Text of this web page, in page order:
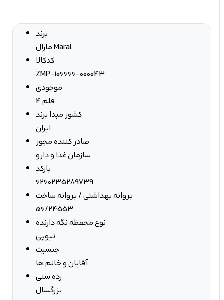
برند
مارال Maral
کدکالا
ZMP-106666-000043
موجودی
4 قلم
کشور مبدا برند
ایران
صادر کننده مجوز
سازمان غذا و دارو
بارکد
6260235289739
پروانه بهداشتی / پروانه ساخت
56/24553
نوع محفظه نگه دارنده
تیوپی
جنسیت
آقایان و خانم ها
رده سنی
بزرگسال